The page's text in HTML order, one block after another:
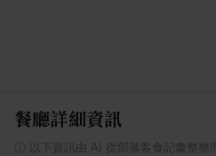
餐廳詳細資訊
以下資訊由 AI 從部落客食記彙整整理